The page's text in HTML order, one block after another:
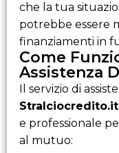
che la tua
potrebbe essere
finanziamenti in
Come
Assistenza
Il servizio di
Stralciocredito.it
e professionale
al mutuo: